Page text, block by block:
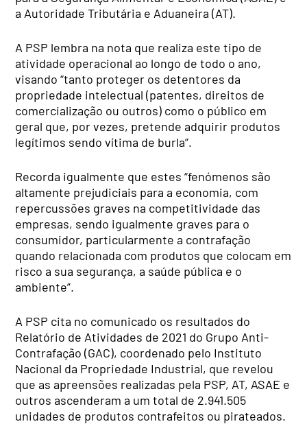
a Autoridade Tributária e Aduaneira (AT).
A PSP lembra na nota que realiza este tipo de
atividade operacional ao longo de todo o ano,
visando “tanto proteger os detentores da
propriedade intelectual (patentes, direitos de
comercialização ou outros) como o público em
geral que, por vezes, pretende adquirir produtos
legítimos sendo vítima de burla”.
Recorda igualmente que estes “fenómenos são
altamente prejudiciais para a economia, com
repercussões graves na competitividade das
empresas, sendo igualmente graves para o
consumidor, particularmente a contrafação
quando relacionada com produtos que colocam em
risco a sua segurança, a saúde pública e o
ambiente”.
A PSP cita no comunicado os resultados do
Relatório de Atividades de 2021 do Grupo Anti-
Contrafação (GAC), coordenado pelo Instituto
Nacional da Propriedade Industrial, que revelou
que as apreensões realizadas pela PSP, AT, ASAE e
outros ascenderam a um total de 2.941.505
unidades de produtos contrafeitos ou pirateados.